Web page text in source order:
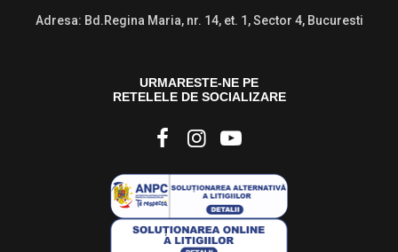
Adresa: Bd.Regina Maria, nr. 14, et. 1, Sector 4, Bucuresti
URMARESTE-NE PE
RETELELE DE SOCIALIZARE